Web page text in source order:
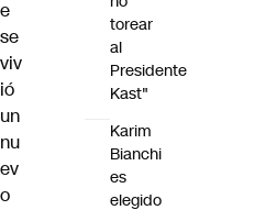
e
se
viv
ió
un
nu
ev
o
torear
al
Presidente
Kast"
Karim
Bianchi
es
elegido